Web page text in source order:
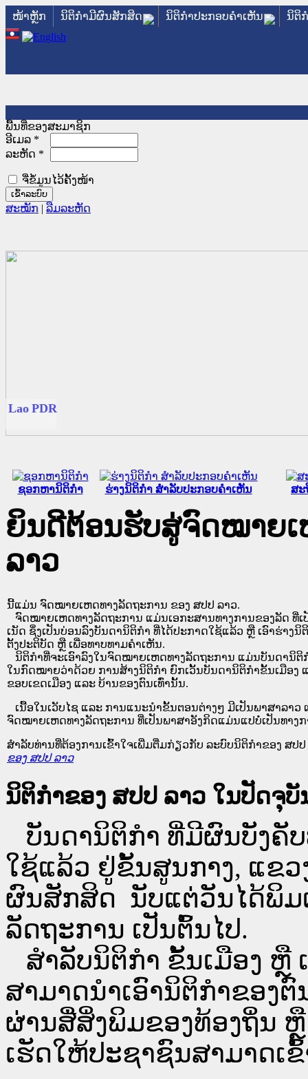
ໜ້າຫຼັກ ນິຕິກໍາມີຜົນສັກສິດ ນິຕິກໍາປະກອບຄໍາເຫັນ ນິຕິ
ພື້ນທີ່ຂອງສະມາຊິກ
ອີເມລ *
ລະຫັດ *
ຈື່ຂໍ້ມູນໄວ້ຄັ້ງໜ້າ
ສະໝັກ | ລືມລະຫັດ
ຊອກຫານິຕິກໍາ ຮ່າງນິຕິກໍາ ສໍາລັບປະກອບຄໍາເຫັນ ສະ
ຍິນດີຕ້ອນຮັບສູ່ຈົດໝາຍເ
ລາວ
ນີ້ແມ່ນ ຈົດໝາຍເຫດທາງລັດຖະການ ຂອງ ສປປ ລາວ.
ຈົດໝາຍເຫດທາງລັດຖະການ ແມ່ນ​ເອ​ກະ​ສານ​ທາງ​ການ​ຂອງ​ລັດ ທີ່​ເ
ເນັດ ຊຶ່ງ​ເປັນ​ບ່ອນ​ລົງ​ບັນ​ດາ​ນິ​ຕິ​ກຳ ທີ່ໄດ້ປະກາດໃຊ້ແລ້ວ ຫຼື ເອົາຮ່າງ
ຕັ້ງ​ປະ​ຕິ​ບັດ ຫຼື ເພື່ອທາບທາມຄໍາເຫັນ.
ນິ​ຕິ​ກຳ​ທີ່​ຈະ​ເອົາ​ລົງ​ໃນ​ຈົດ​ໝາຍ​ເຫດ​ທາງ​ລັດ​ຖະ​ການ ​ແມ່ນ​ບັນ​ດາ​ນິ​ຕິ​
ໃນ​ກົດ​ໝາຍ​ວ່າ​ດ້ວຍ​ ການ​ສ້າງ​ນິ​ຕິ​ກຳ ຍົກ​ເວັ້ນ​ບັນ​ດານິ​ຕິ​ກຳ​ຂັ້ນ​ເມືອງ
ຂອບ​ເຂດ​ເມືອງ ແລະ ບ້ານ​ຂອງ​ຕົນ​ເທົ່າ​ນັ້ນ.
ເນື້ອໃນ​ເວັບ​ໄຊ​ ແລະ ການແນະນໍາຂັ້ນຕອນຕ່າງໆ ມີເປັນພາສາລາວ
ຈົດໝາຍເຫດທາງລັດຖະການ ທີ່ເປັນພາສາອັງກິດແມ່ນແປບໍ່ເປັນທາງ
ສໍາລັບທ່ານທີ່ຕ້ອງການເຂົ້າໃຈເພີ່ມຕື່ມກ່ຽວກັບ ລະບົບນິຕິກຳຂອງ ສປປ
ຂອງ ສປປ ລາວ
ນິຕິກຳຂອງ ສປປ ລາວ ໃນປັດຈຸ
ບັນດານິຕິກໍາ ທີ່ມີຜົນບັງຄັ
ໃຊ້ແລ້ວ ຢູ່ຂັ້ນ​ສູນ​ກາງ, ແຂ
ຜົນສັກສິດ ນັບ​ແຕ່​ວັນໄດ້ພິມ
ລັດຖະການ ເປັນ​ຕົ້ນ​ໄປ.
ສຳລັບນິ​ຕິ​ກຳ ຂັ້ນເມືອງ ຫຼື
ສາມາດນຳເອົານິຕິກຳຂອງ
ຜ່ານ​ສື່ສິ່ງພິມຂອງທ້ອງຖິ່ນ
ເຮັດໃຫ້ປະຊາຊົນສາມາດເຂົ້